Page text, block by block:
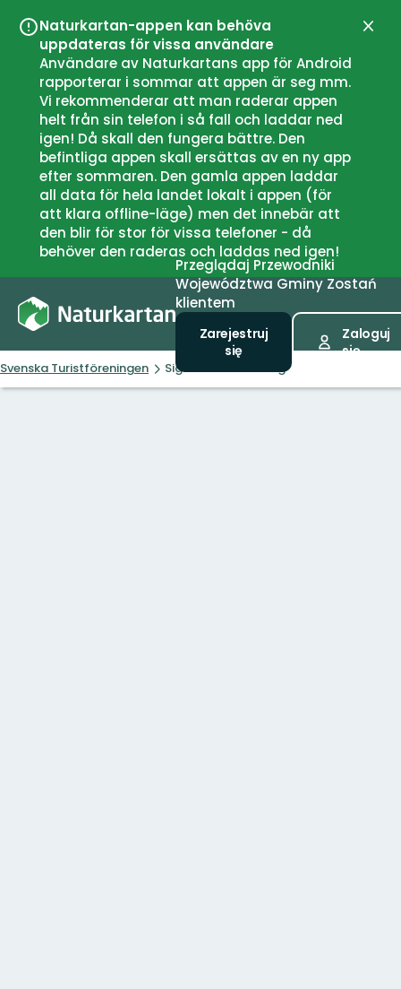
Naturkartan-appen kan behöva
uppdateras för vissa användare
Användare av Naturkartans app för Android
rapporterar i sommar att appen är seg mm.
Vi rekommenderar att man raderar appen
helt från sin telefon i så fall och laddar ned
igen! Då skall den fungera bättre. Den
befintliga appen skall ersättas av en ny app
efter sommaren. Den gamla appen laddar
all data för hela landet lokalt i appen (för
att klara offline-läge) men det innebär att
den blir för stor för vissa telefoner - då
behöver den raderas och laddas ned igen!
Przeglądaj Przewodniki
Województwa Gminy Zostań
klientem
Zarejestruj
się
Zaloguj
się
Svenska Turistföreningen Signaturled Omberg